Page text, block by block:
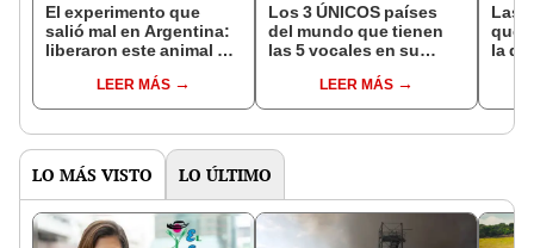
El experimento que
salió mal en Argentina:
liberaron este animal y
bosques milenarios de
la Patagonia
LEER MÁS
Los 3 ÚNICOS países
del mundo que tienen
las 5 vocales en su
con unoLEER MÁS
Las
que
la de
LO MÁS VISTO LO ÚLTIMO